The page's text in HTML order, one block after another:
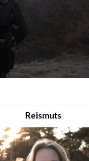
Reismuts